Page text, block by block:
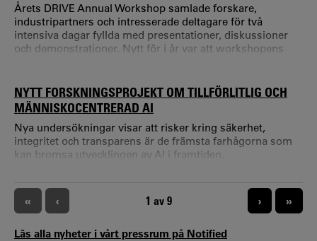
Årets DRIVE Annual Workshop samlade forskare,
industripartners och intresserade deltagare för två
intensiva dagar fyllda med presentationer, diskussioner
och demonstrationer. Nytt för i år var att workshopens
akademi och industrin. Öppen del med fokus på aktuell
forskning Den öppna delen inleddes med
välkomsthälsningar från Karlstads universitet och Telia, fö
NYTT FORSKNINGSPROJEKT OM TILLFÖRLITLIG OCH
MÄNNISKOCENTRERAD AI
Nya undersökningar visar att risker kring säkerhet,
integritet och transparens är de främsta farhågorna som
kan bromsa utvecklingen av AI i framtiden.
PAGINERING
« ‹ NUVARANDE SIDA
1 av 9 › »
Läs alla nyheter i vårt pressrum på Notified